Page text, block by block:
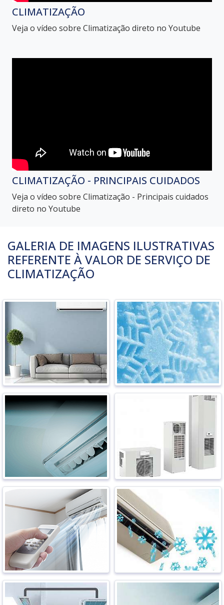
CLIMATIZAÇÃO
Veja o vídeo sobre Climatização direto no Youtube
CLIMATIZAÇÃO - PRINCIPAIS CUIDADOS
Veja o vídeo sobre Climatização - Principais cuidados
direto no Youtube
GALERIA DE IMAGENS ILUSTRATIVAS
REFERENTE À VALOR DE SERVIÇO DE
CLIMATIZAÇÃO